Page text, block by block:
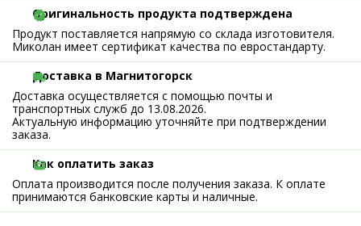
Оригинальность продукта подтверждена
Продукт поставляется напрямую со склада изготовителя.
Миколан имеет сертификат качества по евростандарту.
Доставка в Магнитогорск
Доставка осуществляется с помощью почты и
транспортных служб до 13.08.2026.
Актуальную информацию уточняйте при подтверждении
заказа.
Как оплатить заказ
Оплата производится после получения заказа. К оплате
принимаются банковские карты и наличные.